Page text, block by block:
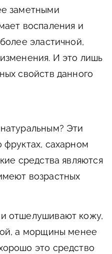
заметными
воспаления и
эластичной,
И это лишь
свойств данного
Эти
фруктах, сахарном
средства являются
возрастных
отшелушивают кожу,
а морщины менее
это средство